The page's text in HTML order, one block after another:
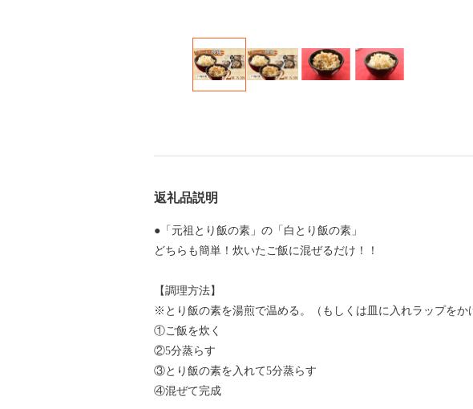
返礼品説明
●「元祖とり飯の素」の「白とり飯の素」
どちらも簡単！炊いたご飯に混ぜるだけ！！
【調理方法】
※とり飯の素を湯煎で温める。（もしくは皿に入れラップをか
①ご飯を炊く
②5分蒸らす
③とり飯の素を入れて5分蒸らす
④混ぜて完成